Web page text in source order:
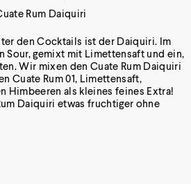
den Cocktails ist der Daiquiri. Im
Sour, gemixt mit Limettensaft und ein,
Wir mixen den Cuate Rum Daiquiri
Cuate Rum 01, Limettensaft,
Himbeeren als kleines feines Extra!
Daiquiri etwas fruchtiger ohne